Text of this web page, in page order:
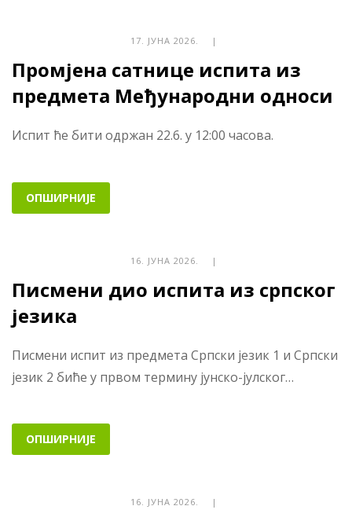
17. ЈУНА 2026. |
Промјена сатнице испита из
предмета Међународни односи
Испит ће бити одржан 22.6. у 12:00 часова.
ОПШИРНИЈЕ
16. ЈУНА 2026. |
Писмени дио испита из српског
језика
Писмени испит из предмета Српски језик 1 и Српски
језик 2 биће у првом термину јунско-јулског…
ОПШИРНИЈЕ
16. ЈУНА 2026. |